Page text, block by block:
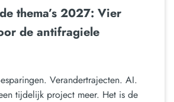
thema’s 2027: Vier
de antifragiele
Verandertrajecten. AI.
tijdelijk project meer. Het is de